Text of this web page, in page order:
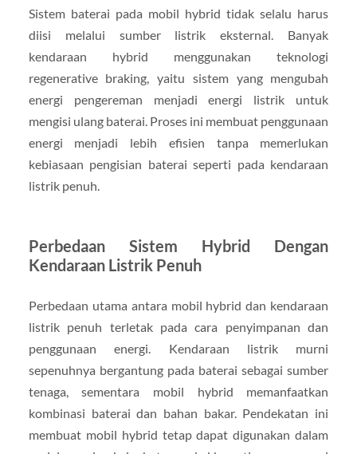
Sistem baterai pada mobil hybrid tidak selalu harus
diisi melalui sumber listrik eksternal. Banyak
kendaraan hybrid menggunakan teknologi
regenerative braking, yaitu sistem yang mengubah
energi pengereman menjadi energi listrik untuk
mengisi ulang baterai. Proses ini membuat penggunaan
energi menjadi lebih efisien tanpa memerlukan
kebiasaan pengisian baterai seperti pada kendaraan
listrik penuh.
Perbedaan Sistem Hybrid Dengan
Kendaraan Listrik Penuh
Perbedaan utama antara mobil hybrid dan kendaraan
listrik penuh terletak pada cara penyimpanan dan
penggunaan energi. Kendaraan listrik murni
sepenuhnya bergantung pada baterai sebagai sumber
tenaga, sementara mobil hybrid memanfaatkan
kombinasi baterai dan bahan bakar. Pendekatan ini
membuat mobil hybrid tetap dapat digunakan dalam